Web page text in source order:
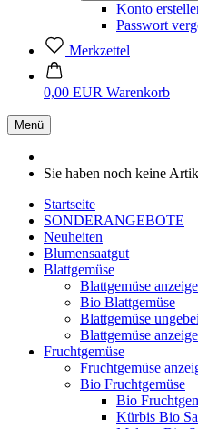
Konto
Passwort
Merkzettel
0,00 EUR Warenkorb
Menü
Sie haben noch keine
Startseite
SONDERANGEBOTE
Neuheiten
Blumensaatgut
Blattgemüse
Blattgemüse
Bio Blattgemüse
Blattgemüse
Blattgemüse
Fruchtgemüse
Fruchtgemüse
Bio Fruchtgemüse
Bio
Kürbis Bio